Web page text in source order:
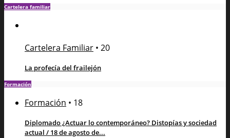
Cartelera familiar
Cartelera Familiar • 20
La profecía del frailejón
Formación
Formación • 18
Diplomado ¿Actuar lo contemporáneo? Distopías y sociedad
actual / 18 de agosto de...